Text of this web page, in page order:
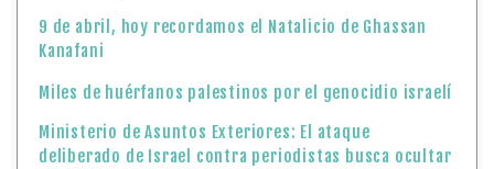
9 de abril, hoy recordamos el Natalicio de Ghassan
Kanafani
Miles de huérfanos palestinos por el genocidio israelí
Ministerio de Asuntos Exteriores: El ataque
deliberado de Israel contra periodistas busca ocultar